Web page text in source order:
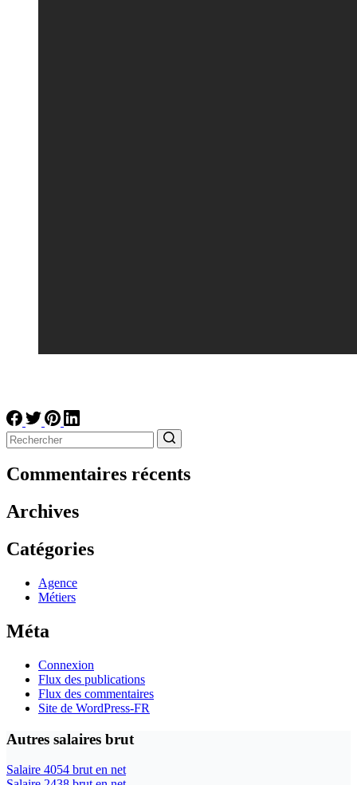
résultat
Commentaires récents
Archives
Catégories
Agence
Métiers
Méta
Connexion
Flux des publications
Flux des commentaires
Site de WordPress-FR
Autres salaires brut
Salaire 4054 brut en net